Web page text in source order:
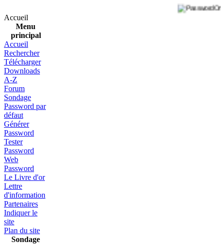
Accueil
Menu
principal
Accueil
Rechercher
Télécharger
Downloads
A-Z
Forum
Sondage
Password par
défaut
Générer
Password
Tester
Password
Web
Password
Le Livre d'or
Lettre
d'information
Partenaires
Indiquer le
site
Plan du site
Sondage